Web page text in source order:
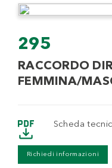
295
RACCORDO
FEMMINA/
Scheda
Richiedi informazioni